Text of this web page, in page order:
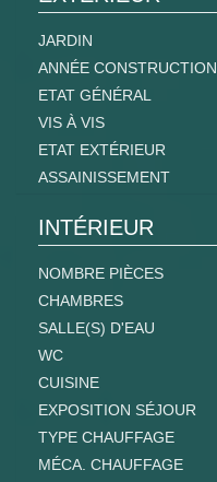
JARDIN
ANNÉE CONSTRUCTION
ETAT GÉNÉRAL
VIS À VIS
ETAT EXTÉRIEUR
ASSAINISSEMENT
INTÉRIEUR
NOMBRE PIÈCES
CHAMBRES
SALLE(S) D'EAU
WC
CUISINE
EXPOSITION SÉJOUR
TYPE CHAUFFAGE
MÉCA. CHAUFFAGE